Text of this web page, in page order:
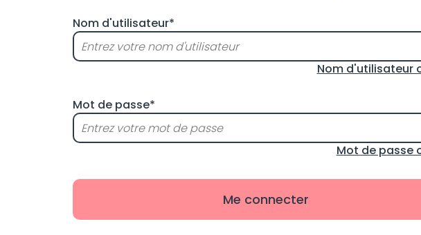
Nom d'utilisateur*
Nom d'utilisateur
Mot de passe*
Mot de passe
Me connecter